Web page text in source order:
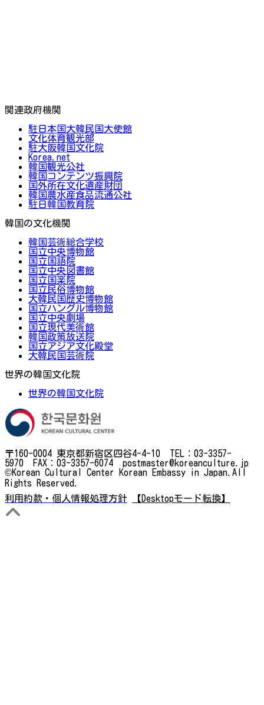
関連政府機関
駐日本国大韓民国大使館
文化体育観光部
駐大阪韓国文化院
Korea.net
韓国観光公社
韓国コンテンツ振興院
国外所在文化遺産財団
韓国農水産食品流通公社
駐日韓国教育院
韓国の文化機関
韓国芸術総合学校
国立中央博物館
国立国語院
国立中央図書館
国立国楽院
国立民俗博物館
大韓民国歴史博物館
国立ハングル博物館
国立中央劇場
国立現代美術館
韓国政策放送院
国立アジア文化殿堂
大韓民国芸術院
世界の韓国文化院
世界の韓国文化院
〒160-0004 東京都新宿区四谷4-4-10 TEL：03-3357-
5970 FAX：03-3357-6074 postmaster@koreanculture.jp
©Korean Cultural Center Korean Embassy in Japan.All
Rights Reserved.
利用約款・個人情報処理方針
【Desktopモード転換】